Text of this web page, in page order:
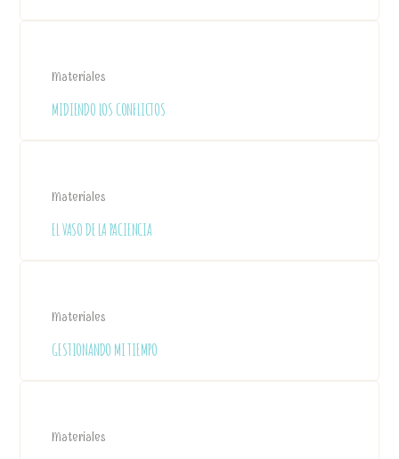
Materiales
MIDIENDO LOS CONFLICTOS
Materiales
EL VASO DE LA PACIENCIA
Materiales
GESTIONANDO MI TIEMPO
Materiales